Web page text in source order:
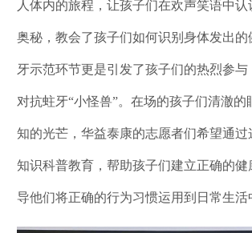
人体内的旅程，让孩子们在欢声笑语中
奥秘，教会了孩子们如何识别身体发出的
牙示范环节更是引发了孩子们的热烈参
对抗蛀牙“小怪兽”。在场的孩子们清澈的
知的光芒，华益泰康的志愿者们希望通
知识科普教育，帮助孩子们建立正确的健
导他们将正确的行为习惯运用到日常生活